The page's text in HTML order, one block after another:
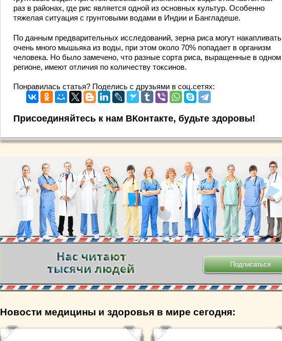
раз в районах, где рис является одной из основных культур. Особенно
тяжелая ситуация с грунтовыми водами в Индии и Бангладеше.
По данным предварительных исследований, зерна риса могут накапливать
очень много мышьяка из воды, при этом около 70% попадает в организм
человека. Но было замечено, что разные сорта риса, выращенные в одном
регионе, имеют отличия по количеству токсинов.
Понравилась статья? Поделись с друзьями в соц.сетях:
Присоединяйтесь к нам ВКонтакте, будьте здоровы!
.
Новости медицины и здоровья в мире сегодня: